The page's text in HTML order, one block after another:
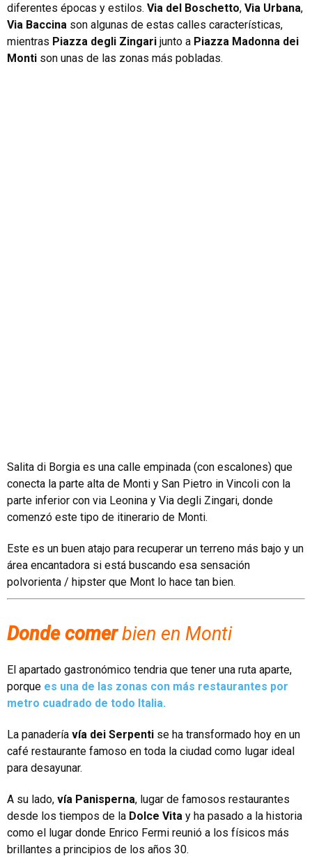
diferentes épocas y estilos. Via del Boschetto, Via Urbana,
Via Baccina son algunas de estas calles características,
mientras Piazza degli Zingari junto a Piazza Madonna dei
Monti son unas de las zonas más pobladas.
Salita di Borgia es una calle empinada (con escalones) que
conecta la parte alta de Monti y San Pietro in Vincoli con la
parte inferior con via Leonina y Via degli Zingari, donde
comenzó este tipo de itinerario de Monti.
Este es un buen atajo para recuperar un terreno más bajo y un
área encantadora si está buscando esa sensación
polvorienta / hipster que Mont lo hace tan bien.
Donde comerbien en Monti
El apartado gastronómico tendria que tener una ruta aparte,
porque es una de las zonas con más restaurantes por
metro cuadrado de todo Italia.
La panadería vía dei Serpenti se ha transformado hoy en un
café restaurante famoso en toda la ciudad como lugar ideal
para desayunar.
A su lado, vía Panisperna, lugar de famosos restaurantes
desde los tiempos de la Dolce Vita y ha pasado a la historia
como el lugar donde Enrico Fermi reunió a los físicos más
brillantes a principios de los años 30.